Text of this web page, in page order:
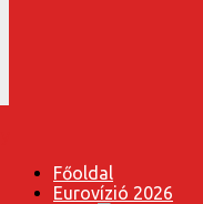
Főoldal
Eurovízió 2026